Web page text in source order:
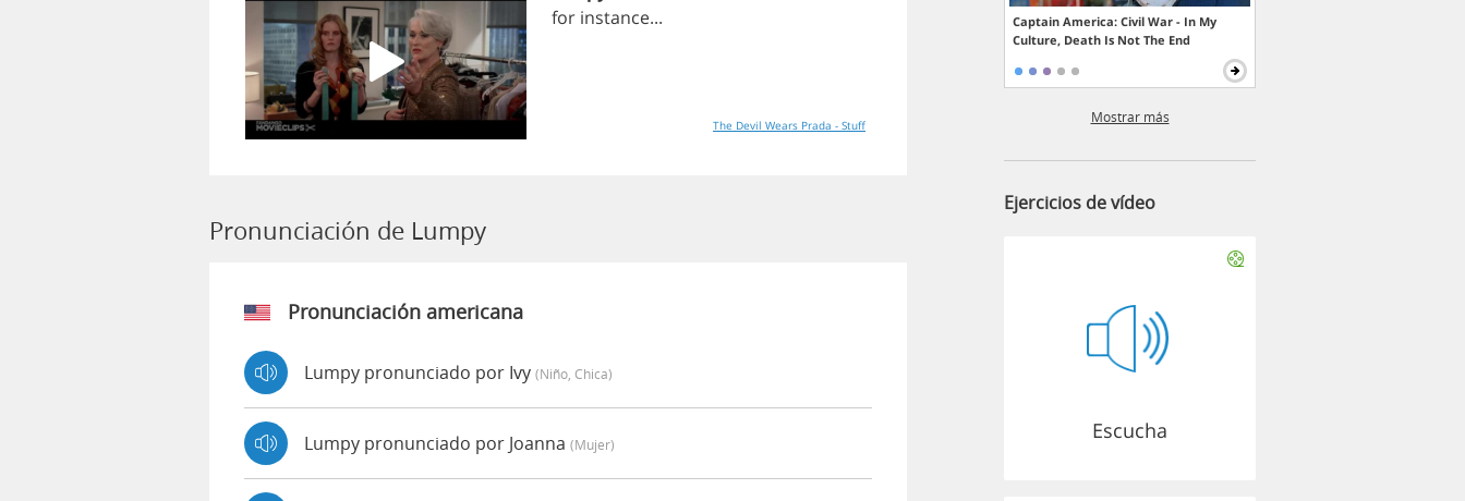
for instance...
The Devil Wears Prada - Stuff
Pronunciación de Lumpy
Pronunciación americana
Lumpy pronunciado por Ivy (niño, Chica)
Lumpy pronunciado por Joanna (mujer)
Captain America: Civil War - In My
Culture, Death Is Not The End
Mostrar más
Ejercicios de vídeo
Escucha